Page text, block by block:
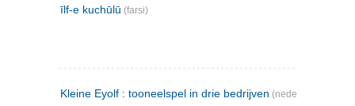
īlf-e kuchūlū (farsi)
Kleine Eyolf : tooneelspel in drie bedrijven (nederlandsk)